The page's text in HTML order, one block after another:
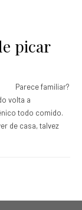
picar
Parece familiar?
volta a
todo comido.
de casa, talvez